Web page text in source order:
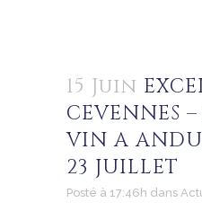
15 Juin
CEVENNES
VIN A
23 JUILLET
Posté à 17:46h dans